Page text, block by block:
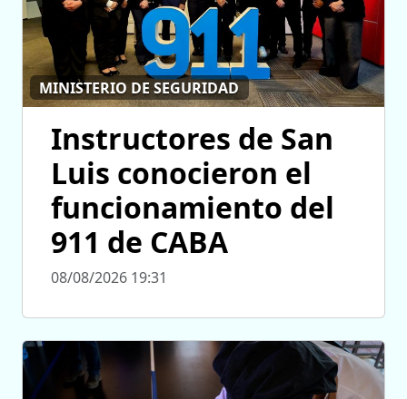
MINISTERIO DE SEGURIDAD
Instructores de San
Luis conocieron el
funcionamiento del
911 de CABA
08/08/2026 19:31